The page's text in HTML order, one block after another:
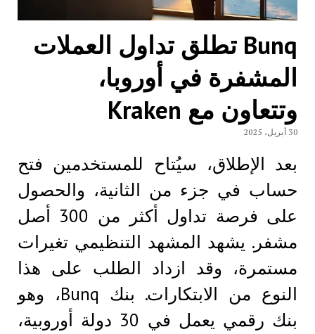
Bunq تطلق تداول العملات
المشفرة في أوروبا،
وتتعاون مع Kraken
30 أبريل، 2025
بعد الإطلاق، سيُتاح للمستخدمين فتح
حساب في جزء من الثانية، والحصول
على فرصة تداول أكثر من 300 أصل
مشفر. يشهد المشهد التنظيمي تغيرات
مستمرة، وقد ازداد الطلب على هذا
النوع من الابتكارات. بنك Bunq، وهو
بنك رقمي يعمل في 30 دولة أوروبية،